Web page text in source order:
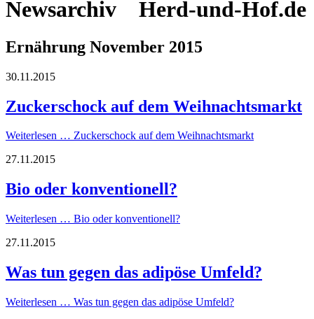
Newsarchiv Herd-und-Hof.de
Ernährung November 2015
30.11.2015
Zuckerschock auf dem Weihnachtsmarkt
Weiterlesen … Zuckerschock auf dem Weihnachtsmarkt
27.11.2015
Bio oder konventionell?
Weiterlesen … Bio oder konventionell?
27.11.2015
Was tun gegen das adipöse Umfeld?
Weiterlesen … Was tun gegen das adipöse Umfeld?